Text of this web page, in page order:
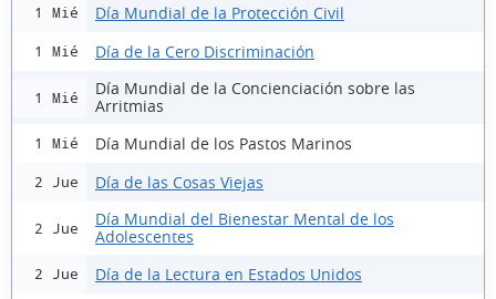
1 Mié Día Mundial de la Protección Civil
1 Mié Día de la Cero Discriminación
1 Mié
Día Mundial de la Concienciación sobre las
Arritmias
1 Mié Día Mundial de los Pastos Marinos
2 Jue Día de las Cosas Viejas
2 Jue
Día Mundial del Bienestar Mental de los
Adolescentes
2 Jue Día de la Lectura en Estados Unidos